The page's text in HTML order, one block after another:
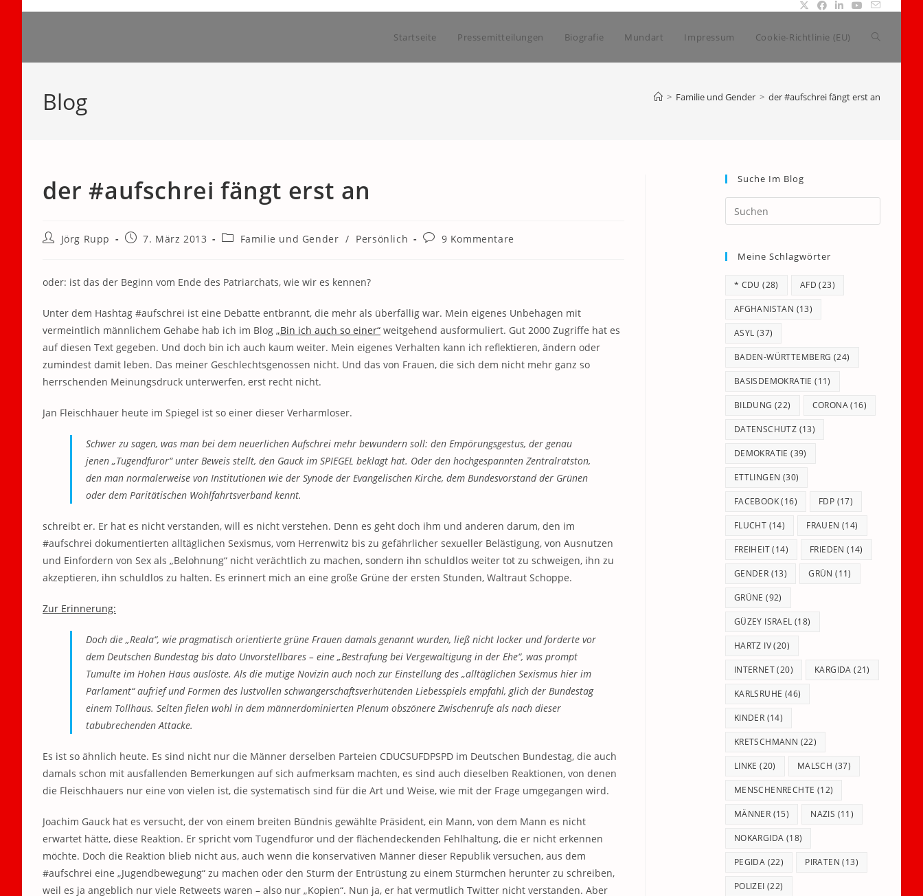
Startseite Pressemitteilungen Biografie Mundart Impressum Cookie-Richtlinie (EU) Website-
Blog > Familie und Gender > der #aufschrei fängt erst an
der #aufschrei fängt erst an
Beitrags-
Jörg Rupp
Beitrag7. März 2013
Beitrags-
Familie und Gender / Persönlich
Beitrags-
9 Kommentare
oder: ist das der Beginn vom Ende des Patriarchats, wie wir es kennen?
Unter dem Hashtag #aufschrei ist eine Debatte entbrannt, die mehr als überfällig war. Mein eigenes Unbehagen mit
vermeintlich männlichem Gehabe hab ich im Blog „Bin ich auch so einer“ weitgehend ausformuliert. Gut 2000 Zugriffe hat es
auf diesen Text gegeben. Und doch bin ich auch kaum weiter. Mein eigenes Verhalten kann ich reflektieren, ändern oder
zumindest damit leben. Das meiner Geschlechtsgenossen nicht. Und das von Frauen, die sich dem nicht mehr ganz so
herrschenden Meinungsdruck unterwerfen, erst recht nicht.
Jan Fleischhauer heute im Spiegel ist so einer dieser Verharmloser.
Schwer zu sagen, was man bei dem neuerlichen Aufschrei mehr bewundern soll: den Empörungsgestus, der genau
jenen „Tugendfuror“ unter Beweis stellt, den Gauck im SPIEGEL beklagt hat. Oder den hochgespannten Zentralratston,
den man normalerweise von Institutionen wie der Synode der Evangelischen Kirche, dem Bundesvorstand der Grünen
oder dem Paritätischen Wohlfahrtsverband kennt.
schreibt er. Er hat es nicht verstanden, will es nicht verstehen. Denn es geht doch ihm und anderen darum, den im
#aufschrei dokumentierten alltäglichen Sexismus, vom Herrenwitz bis zu gefährlicher sexueller Belästigung, von Ausnutzen
und Einfordern von Sex als „Belohnung“ nicht verächtlich zu machen, sondern ihn schuldlos weiter tot zu schweigen, ihn zu
akzeptieren, ihn schuldlos zu halten. Es erinnert mich an eine große Grüne der ersten Stunden, Waltraut Schoppe.
Zur Erinnerung:
Doch die „Reala“, wie pragmatisch orientierte grüne Frauen damals genannt wurden, ließ nicht locker und forderte vor
dem Deutschen Bundestag bis dato Unvorstellbares – eine „Bestrafung bei Vergewaltigung in der Ehe“, was prompt
Tumulte im Hohen Haus auslöste. Als die mutige Novizin auch noch zur Einstellung des „alltäglichen Sexismus hier im
Parlament“ aufrief und Formen des lustvollen schwangerschaftsverhütenden Liebesspiels empfahl, glich der Bundestag
einem Tollhaus. Selten fielen wohl in dem männerdominierten Plenum obszönere Zwischenrufe als nach dieser
tabubrechenden Attacke.
Es ist so ähnlich heute. Es sind nicht nur die Männer derselben Parteien CDUCSUFDPSPD im Deutschen Bundestag, die auch
damals schon mit ausfallenden Bemerkungen auf sich aufmerksam machten, es sind auch dieselben Reaktionen, von denen
die Fleischhauers nur eine von vielen ist, die systematisch sind für die Art und Weise, wie mit der Frage umgegangen wird.
Joachim Gauck hat es versucht, der von einem breiten Bündnis gewählte Präsident, ein Mann, von dem Mann es nicht
erwartet hätte, diese Reaktion. Er spricht vom Tugendfuror und der flächendeckenden Fehlhaltung, die er nicht erkennen
möchte. Doch die Reaktion blieb nicht aus, auch wenn die konservativen Männer dieser Republik versuchen, aus dem
#aufschrei eine „Jugendbewegung“ zu machen oder den Sturm der Entrüstung zu einem Stürmchen herunter zu schreiben,
weil es ja angeblich nur viele Retweets waren – also nur „Kopien“. Nun ja, er hat vermutlich Twitter nicht verstanden. Aber
Suche Im Blog
Escape
Meine Schlagwörter
* CDU (28) AFD (23)
AFGHANISTAN (13)
ASYL (37)
BADEN-WÜRTTEMBERG (24)
BASISDEMOKRATIE (11)
BILDUNG (22) CORONA(16)
DATENSCHUTZ (13)
DEMOKRATIE (39)
ETTLINGEN (30)
FACEBOOK(16) FDP (17)
FLUCHT (14) FRAUEN (14)
FREIHEIT(14) FRIEDEN (14)
GENDER (13) GRÜN (11)
GRÜNE (92)
GÜZEY ISRAEL (18)
HARTZ IV(20)
INTERNET(20) KARGIDA (21)
KARLSRUHE (46)
KINDER (14)
KRETSCHMANN (22)
LINKE (20) MALSCH (37)
MENSCHENRECHTE (12)
MÄNNER (15) NAZIS (11)
NOKARGIDA (18)
PEGIDA (22) PIRATEN (13)
POLIZEI (22)